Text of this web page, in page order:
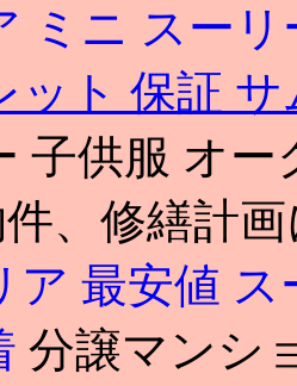
ミニ スー
ット 保証 サ
子供服 オ
、修繕計
ア 最安値
分譲マンシ